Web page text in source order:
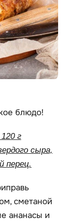
блюдо!
г
сыра,
перец.
сметаной
ананасы и